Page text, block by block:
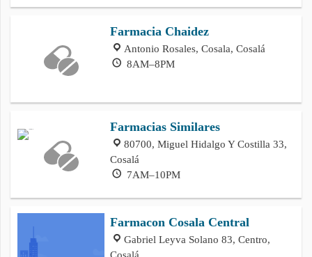
Farmacia Chaidez
Antonio Rosales, Cosala, Cosalá
8AM–8PM
Farmacias Similares
80700, Miguel Hidalgo Y Costilla 33,
Cosalá
7AM–10PM
Farmacon Cosala Central
Gabriel Leyva Solano 83, Centro,